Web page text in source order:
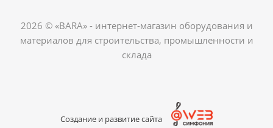
2026 © «BARA» - интернет-магазин оборудования и
материалов для строительства, промышленности и
склада
Создание и развитие сайта